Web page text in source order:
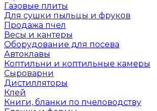
Газовые плиты
Для сушки пыльцы и фруков
Продажа пчел
Весы и кантеры
Оборудование для посева
Автоклавы
Коптильни и коптильные камеры
Сыроварни
Дистилляторы
Клей
Книги, бланки по пчеловодству